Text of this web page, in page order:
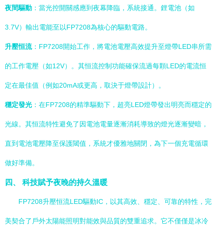
夜間驅動 ：當光控開關感應到夜幕降臨，系統接通。鋰電池（如
3.7V）輸出電能至以FP7208為核心的驅動電路。
升壓恒流：FP7208開始工作，將電池電壓高效提升至燈帶LED串所需
的工作電壓（如12V）。其恒流控制功能確保流過每顆LED的電流恒
定在最佳值（例如20mA或更高，取決于燈帶設計）。
穩定發光 ：在FP7208的精準驅動下，超亮LED燈帶發出明亮而穩定的
光線。其恒流特性避免了因電池電量逐漸消耗導致的燈光逐漸變暗，
直到電池電壓降至保護閾值，系統才優雅地關閉，為下一個充電循環
做好準備。
四、 科技賦予夜晚的持久溫暖
FP7208升壓恒流LED驅動IC，以其高效、穩定、可靠的特性，完
美契合了戶外太陽能照明對能效與品質的雙重追求。它不僅僅是冰冷